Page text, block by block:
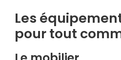
Les
pour tout